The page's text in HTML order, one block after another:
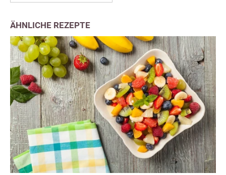
ÄHNLICHE REZEPTE